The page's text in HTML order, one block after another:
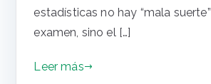
estadísticas no hay “mala
examen, sino el […]
Leer más